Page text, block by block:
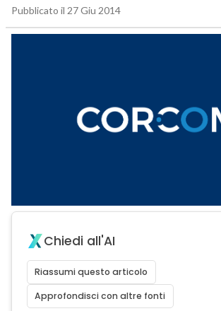
Pubblicato il 27 Giu 2014
Chiedi all'AI
Riassumi questo articolo
Approfondisci con altre fonti